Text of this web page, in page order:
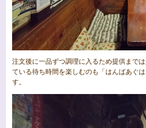
注文後に一品ずつ調理に入るため提供まで
ている待ち時間を楽しむのも「はんばあぐ
す。